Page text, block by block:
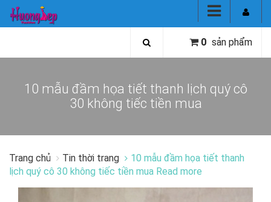
0 sản phẩm
10 mẫu đầm họa tiết thanh lịch quý cô
30 không tiếc tiền mua
Trang chủ Tin thời trang
10 mẫu đầm họa tiết thanh
lịch quý cô 30 không tiếc tiền mua Read more